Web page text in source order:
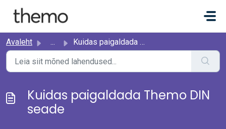
Avaleht ... Kuidas paigaldada Themo DIN seade
Kuidas paigaldada Themo DIN
seade